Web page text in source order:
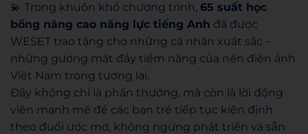
💫 Trong khuôn khổ chương trình, 65 suất học
bổng nâng cao năng lực tiếng Anh đã được
WESET trao tặng cho những cá nhân xuất sắc –
những gương mặt đầy tiềm năng của nền điện ảnh
Việt Nam trong tương lai.
Đây không chỉ là phần thưởng, mà còn là lời động
viên mạnh mẽ để các bạn trẻ tiếp tục kiên định
theo đuổi ước mơ, không ngừng phát triển và sẵn